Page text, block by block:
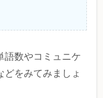
語数やコミュニケ
どをみてみましょ